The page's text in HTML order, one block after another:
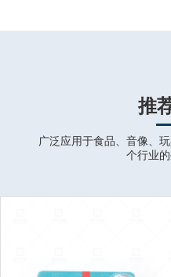
推
广泛应用于食品、音像、
个行业